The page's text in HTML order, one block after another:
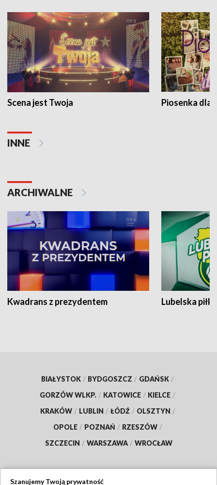
Scena jest Twoja Piosenka dla
INNE
ARCHIWALNE
Kwadrans z prezydentem Lubelska piłka
BIAŁYSTOK / BYDGOSZCZ / GDAŃSK /
GORZÓW WLKP. / KATOWICE / KIELCE /
KRAKÓW / LUBLIN / ŁÓDŹ / OLSZTYN /
OPOLE / POZNAŃ / RZESZÓW /
SZCZECIN / WARSZAWA / WROCŁAW
Szanujemy Twoją prywatność